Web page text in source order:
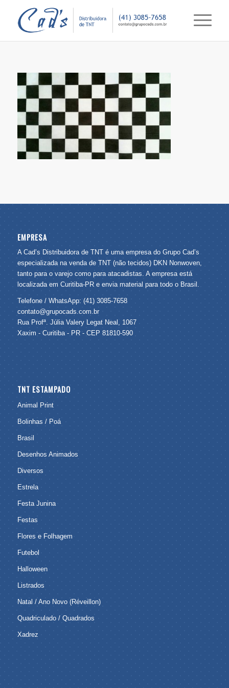
EMPRESA
A Cad’s Distribuidora de TNT é uma empresa do Grupo Cad’s
especializada na venda de TNT (não tecidos) DKN Nonwoven,
tanto para o varejo como para atacadistas. A empresa está
localizada em Curitiba-PR e envia material para todo o Brasil.
Telefone / WhatsApp: (41) 3085-7658
contato@grupocads.com.br
Rua Profª. Júlia Valery Legat Neal, 1067
Xaxim - Curitiba - PR - CEP 81810-590
TNT ESTAMPADO
Animal Print
Bolinhas / Poá
Brasil
Desenhos Animados
Diversos
Estrela
Festa Junina
Festas
Flores e Folhagem
Futebol
Halloween
Listrados
Natal / Ano Novo (Réveillon)
Quadriculado / Quadrados
Xadrez